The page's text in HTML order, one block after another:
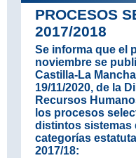
PROCESOS
2017/2018
Se informa que el
noviembre se
Castilla-La
19/11/2020, de la
Recursos
los procesos
distintos sistemas
categorías
2017/18: